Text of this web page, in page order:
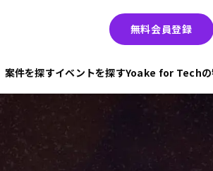
無料会員登録
案件を探すイベントを探すYoake for Techの